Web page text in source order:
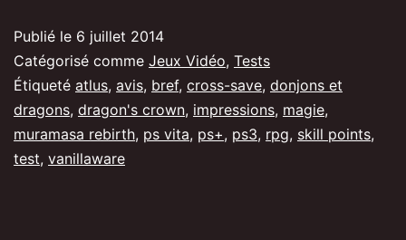
périple
enchanteur
Publié le 6 juillet 2014
Catégorisé comme Jeux Vidéo, Tests
Étiqueté atlus, avis, bref, cross-save, donjons et
dragons, dragon's crown, impressions, magie,
muramasa rebirth, ps vita, ps+, ps3, rpg, skill points,
test, vanillaware